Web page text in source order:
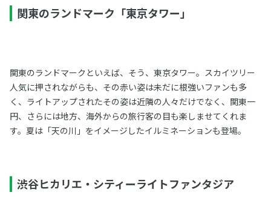
関東のランドマーク「東京タワー」
関東のランドマークといえば、そう、東京タワー。スカイツリー
人気に押されながらも、その赤い姿は未だに根強いファンも多
く、ライトアップされたその姿は近隣の人々だけでなく、関東一
円、さらには地方、海外からの旅行客の目も楽しませてくれま
す。夏は「天の川」をイメージしたイルミネーションも登場。
渋谷ヒカリエ・シティーライトファンタジア